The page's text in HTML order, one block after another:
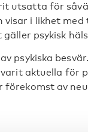
utsatta för
i likhet
psykisk
psykiska
aktuella för
av